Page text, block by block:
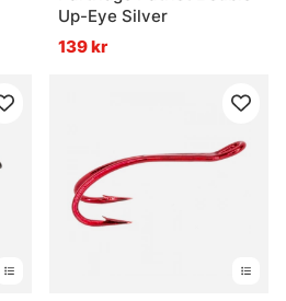
Up-Eye Silver
139 kr